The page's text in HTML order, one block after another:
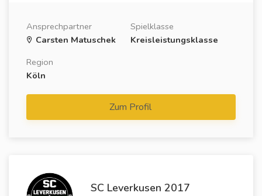
Ansprechpartner
Carsten Matuschek
Spielklasse
Kreisleistungsklasse
Region
Köln
Zum Profil
SC Leverkusen 2017